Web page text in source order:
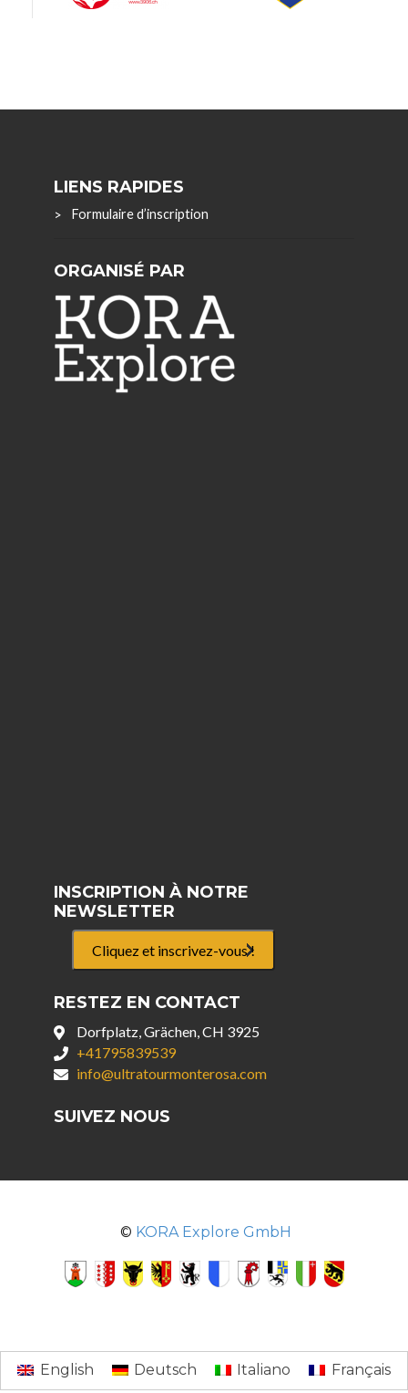
LIENS RAPIDES
Formulaire d’inscription
ORGANISÉ PAR
INSCRIPTION À NOTRE
NEWSLETTER
Cliquez et inscrivez-vous !
RESTEZ EN CONTACT
Dorfplatz, Grächen, CH 3925
+41795839539
info@ultratourmonterosa.com
SUIVEZ NOUS
© KORA Explore GmbH
English Deutsch Italiano Français